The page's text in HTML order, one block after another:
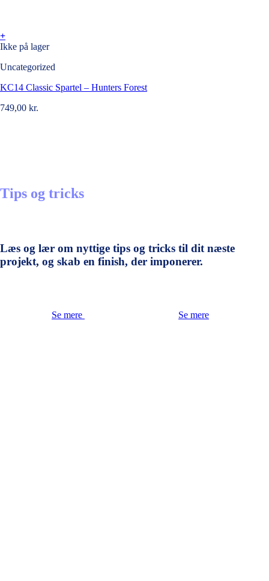
+
Ikke på lager
Uncategorized
KC14 Classic Spartel – Hunters Forest
749,00 kr.
Tips og tricks
Læs og lær om nyttige tips og tricks til dit næste
projekt, og skab en finish, der imponerer.
Se mere Se mere